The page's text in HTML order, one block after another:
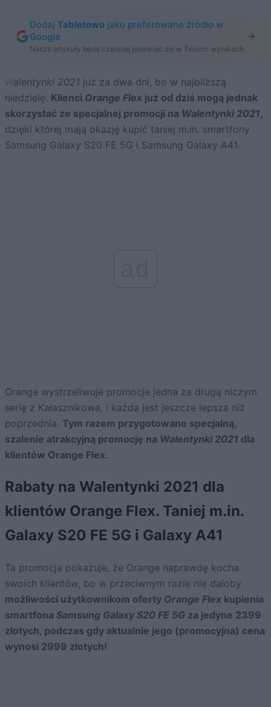
Dodaj Tabletowo jako preferowane źródło w
Google
Nasze artykuły będą częściej pojawiać się w Twoich wynikach
Walentynki 2021 już za dwa dni, bo w najbliższą
niedzielę. Klienci Orange Flex już od dziś mogą jednak
skorzystać ze specjalnej promocji na Walentynki 2021,
dzięki której mają okazję kupić taniej m.in. smartfony
Samsung Galaxy S20 FE 5G i Samsung Galaxy A41.
Orange wystrzeliwuje promocje jedna za drugą niczym
serię z Kałasznikowa, i każda jest jeszcze lepsza niż
poprzednia. Tym razem przygotowano specjalną,
szalenie atrakcyjną promocję na Walentynki 2021 dla
klientów Orange Flex.
Rabaty na Walentynki 2021 dla
klientów Orange Flex. Taniej m.in.
Galaxy S20 FE 5G i Galaxy A41
Ta promocja pokazuje, że Orange naprawdę kocha
swoich klientów, bo w przeciwnym razie nie dałoby
możliwości użytkownikom oferty Orange Flex kupienia
smartfona Samsung Galaxy S20 FE 5G za jedyne 2399
złotych, podczas gdy aktualnie jego (promocyjna) cena
wynosi 2999 złotych!